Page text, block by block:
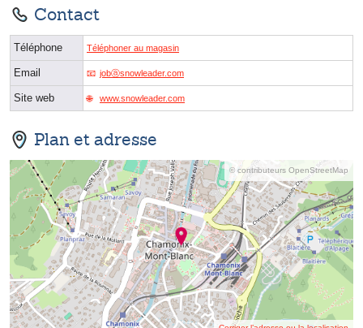
Contact
Téléphone Téléphoner au magasin
Email jobⓐsnowleader.com
Site web www.snowleader.com
Plan et adresse
© contributeurs OpenStreetMap